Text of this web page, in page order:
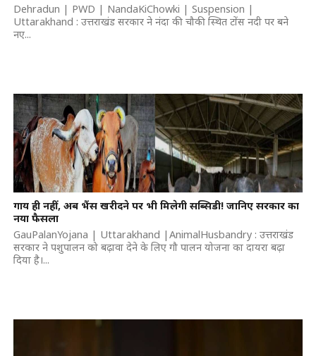
Dehradun | PWD | NandaKiChowki | Suspension |
Uttarakhand : उत्तराखंड सरकार ने नंदा की चौकी स्थित टोंस नदी पर बने
नए...
गाय ही नहीं, अब भैंस खरीदने पर भी मिलेगी सब्सिडी! जानिए सरकार का
नया फैसला
GauPalanYojana | Uttarakhand |AnimalHusbandry : उत्तराखंड
सरकार ने पशुपालन को बढ़ावा देने के लिए गौ पालन योजना का दायरा बढ़ा
दिया है।...